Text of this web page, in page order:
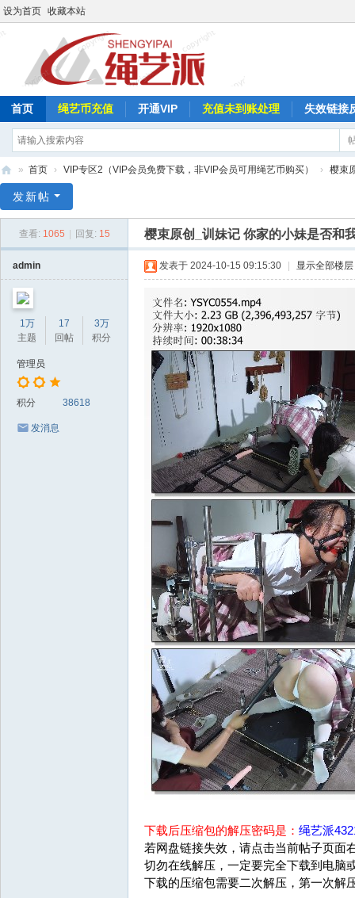
设为首页 收藏本站
首页 绳艺币充值 开通VIP 充值未到账处理 失效链接
艺
» 首页 › VIP专区2（VIP会员免费下载，非VIP会员可用绳艺币购买） › 樱束
发新帖
查看: 1065 回复: 15 樱束原创_训妹记 你家的小妹是否和
admin
1万
主题
17
回帖
3万
积分
管理员
积分 38618
发消息
发表于 2024-10-15 09:15:30 显示全部楼层
下载后压缩包的解压密码是： 绳艺派
若网盘链接失效，请点击当前帖子页面
切勿在线解压，一定要完全下载到电脑
下载的压缩包需要二次解压，第一次解